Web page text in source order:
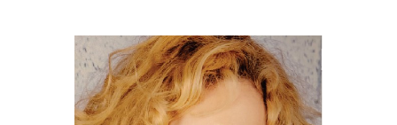
ΕΚΔΟΣΕΙΣ THE BOOK
PROJECT
SCRIBO